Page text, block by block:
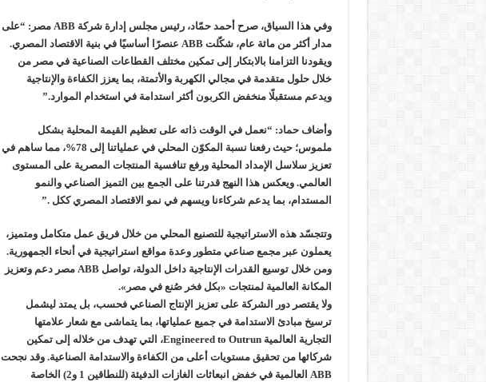
وفي هذا السياق، صرح أحمد حمّاد، رئيس مجلس إدارة شركة ABB مصر: “على
مدار أكثر من مائة عام، شكّلت ABB عنصرًا أساسيًا في بنية الاقتصاد المصري.
ويقودنا التزامنا بالابتكار إلى تمكين مختلف القطاعات الصناعية في مصر من
خلال حلول متقدمة في مجالي الكهربة والأتمتة، بما يعزز الكفاءة والإنتاجية
ويدعم مستقبلًا منخفض الكربون أكثر استدامة في استخدام الموارد.”
وأضاف حماد: “نعمل في الوقت ذاته على تعظيم القيمة المحلية بشكل
ملموس؛ حيث رفعنا نسبة المكوّن المحلي في عملياتنا إلى 78%، مما ساهم في
تعزيز سلاسل الإمداد المحلية ورفع تنافسية المنتجات المصرية على المستوى
العالمي. ويعكس هذا النهج قدرتنا على الجمع بين التميز الصناعي والنمو
المستدام، بما يدعم شركاءنا ويسهم في نمو الاقتصاد المصري ككل .”
وتتجسّد هذه الاستراتيجية للتصنيع المحلي من خلال فريق عمل متكامل ومتميز،
يعملون عبر مجمع صناعي متطور وعدة مواقع استراتيجية في أنحاء الجمهورية.
ومن خلال توسيع القدرات الإنتاجية داخل الدولة، تواصل ABB مصر دعم وتعزيز
المكانة العالمية لمنتجات «بكل فخر صُنع في مصر».
ولا يقتصر دور الشركة على تعزيز الإنتاج الصناعي فحسب، بل يمتد ليشمل
ترسيخ مبادئ الاستدامة في جميع عملياتها، بما يتماشى مع شعار علامتها
التجارية العالمية Engineered to Outrun، التي تهدف من خلاله إلى تمكين
شركائها من تحقيق مستويات أعلى من الكفاءة والاستدامة الصناعية. وقد نجحت
ABB العالمية في خفض انبعاثات الغازات الدفيئة (للنطاقين 1 و2) الخاصة